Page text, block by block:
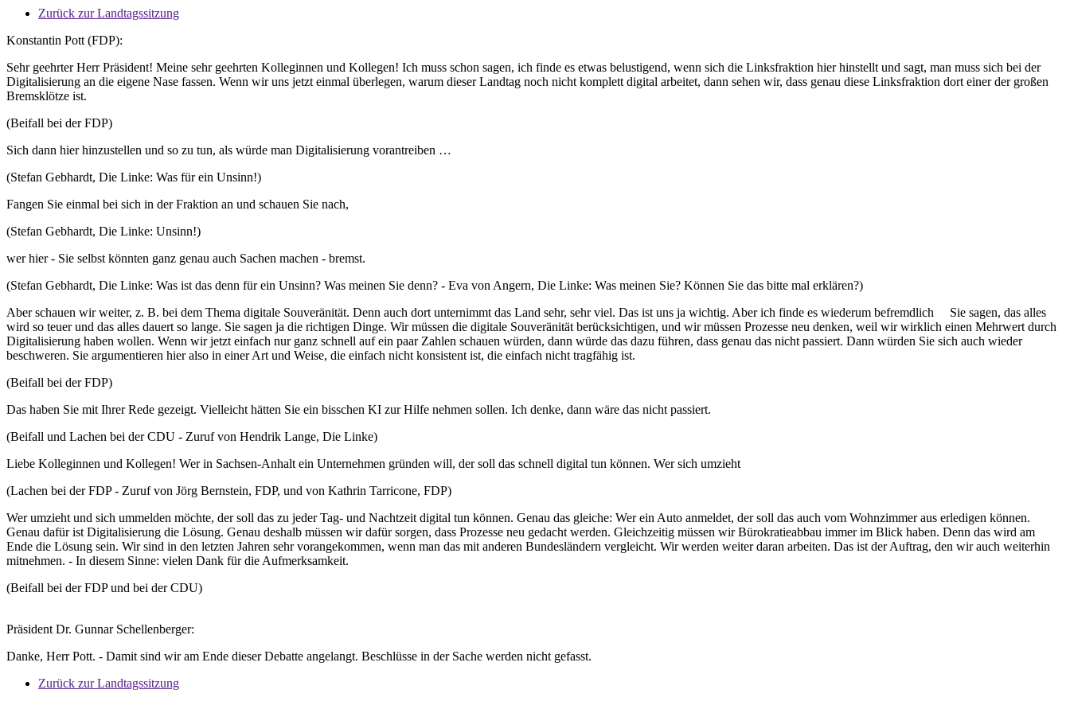
Zurück zur Landtagssitzung
Konstantin Pott (FDP):
Sehr geehrter Herr Präsident! Meine sehr geehrten Kolleginnen und Kollegen! Ich muss schon sagen, ich finde es etwas belustigend, wenn sich die Linksfraktion hier hinstellt und sagt, man muss sich bei der
Digitalisierung an die eigene Nase fassen. Wenn wir uns jetzt einmal überlegen, warum dieser Landtag noch nicht komplett digital arbeitet, dann sehen wir, dass genau diese Linksfraktion dort einer der großen
Bremsklötze ist.
(Beifall bei der FDP)
Sich dann hier hinzustellen und so zu tun, als würde man Digitalisierung vorantreiben …
(Stefan Gebhardt, Die Linke: Was für ein Unsinn!)
Fangen Sie einmal bei sich in der Fraktion an und schauen Sie nach,
(Stefan Gebhardt, Die Linke: Unsinn!)
wer hier - Sie selbst könnten ganz genau auch Sachen machen - bremst.
(Stefan Gebhardt, Die Linke: Was ist das denn für ein Unsinn? Was meinen Sie denn? - Eva von Angern, Die Linke: Was meinen Sie? Können Sie das bitte mal erklären?)
Aber schauen wir weiter, z. B. bei dem Thema digitale Souveränität. Denn auch dort unternimmt das Land sehr, sehr viel. Das ist uns ja wichtig. Aber ich finde es wiederum befremdlich Sie sagen, das alles
wird so teuer und das alles dauert so lange. Sie sagen ja die richtigen Dinge. Wir müssen die digitale Souveränität berücksichtigen, und wir müssen Prozesse neu denken, weil wir wirklich einen Mehrwert durch
Digitalisierung haben wollen. Wenn wir jetzt einfach nur ganz schnell auf ein paar Zahlen schauen würden, dann würde das dazu führen, dass genau das nicht passiert. Dann würden Sie sich auch wieder
beschweren. Sie argumentieren hier also in einer Art und Weise, die einfach nicht konsistent ist, die einfach nicht tragfähig ist.
(Beifall bei der FDP)
Das haben Sie mit Ihrer Rede gezeigt. Vielleicht hätten Sie ein bisschen KI zur Hilfe nehmen sollen. Ich denke, dann wäre das nicht passiert.
(Beifall und Lachen bei der CDU - Zuruf von Hendrik Lange, Die Linke)
Liebe Kolleginnen und Kollegen! Wer in Sachsen-Anhalt ein Unternehmen gründen will, der soll das schnell digital tun können. Wer sich umzieht
(Lachen bei der FDP - Zuruf von Jörg Bernstein, FDP, und von Kathrin Tarricone, FDP)
Wer umzieht und sich ummelden möchte, der soll das zu jeder Tag- und Nachtzeit digital tun können. Genau das gleiche: Wer ein Auto anmeldet, der soll das auch vom Wohnzimmer aus erledigen können.
Genau dafür ist Digitalisierung die Lösung. Genau deshalb müssen wir dafür sorgen, dass Prozesse neu gedacht werden. Gleichzeitig müssen wir Bürokratieabbau immer im Blick haben. Denn das wird am
Ende die Lösung sein. Wir sind in den letzten Jahren sehr vorangekommen, wenn man das mit anderen Bundesländern vergleicht. Wir werden weiter daran arbeiten. Das ist der Auftrag, den wir auch weiterhin
mitnehmen. - In diesem Sinne: vielen Dank für die Aufmerksamkeit.
(Beifall bei der FDP und bei der CDU)
Präsident Dr. Gunnar Schellenberger:
Danke, Herr Pott. - Damit sind wir am Ende dieser Debatte angelangt. Beschlüsse in der Sache werden nicht gefasst.
Zurück zur Landtagssitzung